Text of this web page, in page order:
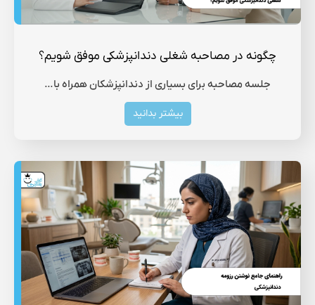
چگونه در مصاحبه شغلی دندانپزشکی موفق شویم؟
جلسه مصاحبه برای بسیاری از دندانپزشکان همراه با…
بیشتر بدانید